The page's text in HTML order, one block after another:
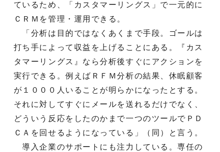
ているため、「カスタマーリングス」で一元的に
ＣＲＭを管理・運用できる。
「分析は目的ではなくあくまで手段。ゴールは
打ち手によって収益を上げることにある。『カス
タマーリングス』なら分析後すぐにアクションを
実行できる。例えばＲＦＭ分析の結果、休眠顧客
が１０００人いることが明らかになったとする。
それに対してすぐにメールを送れるだけでなく、
どういう反応をしたのかまで一つのツールでＰＤ
ＣＡを回せるようになっている」（同）と言う。
導入企業のサポートにも注力している。専任の